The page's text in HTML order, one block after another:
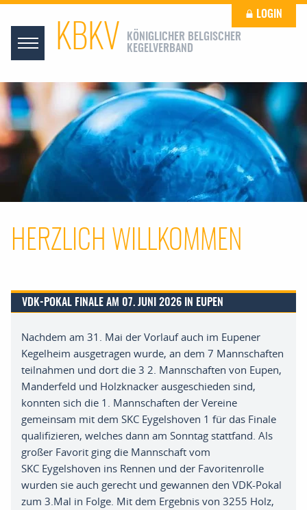
KBKV
KÖNIGLICHER BELGISCHER
KEGELVERBAND
LOGIN
HERZLICH WILLKOMMEN
VDK-POKAL FINALE AM 07. JUNI 2026 IN EUPEN
Nachdem am 31. Mai der Vorlauf auch im Eupener
Kegelheim ausgetragen wurde, an dem 7 Mannschaften
teilnahmen und dort die 3 2. Mannschaften von Eupen,
Manderfeld und Holzknacker ausgeschieden sind,
konnten sich die 1. Mannschaften der Vereine
gemeinsam mit dem SKC Eygelshoven 1 für das Finale
qualifizieren, welches dann am Sonntag stattfand. Als
großer Favorit ging die Mannschaft vom
SKC Eygelshoven ins Rennen und der Favoritenrolle
wurden sie auch gerecht und gewannen den VDK-Pokal
zum 3.Mal in Folge. Mit dem Ergebnis von 3255 Holz,